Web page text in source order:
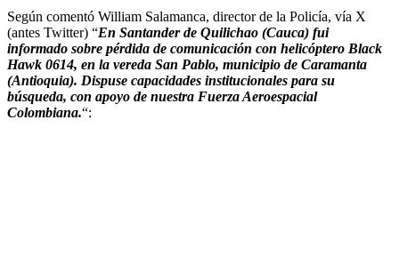
Según comentó William Salamanca, director de la Policía, vía X
(antes Twitter) “En Santander de Quilichao (Cauca) fui
informado sobre pérdida de comunicación con helicóptero Black
Hawk 0614, en la vereda San Pablo, municipio de Caramanta
(Antioquia). Dispuse capacidades institucionales para su
búsqueda, con apoyo de nuestra Fuerza Aeroespacial
Colombiana.“: